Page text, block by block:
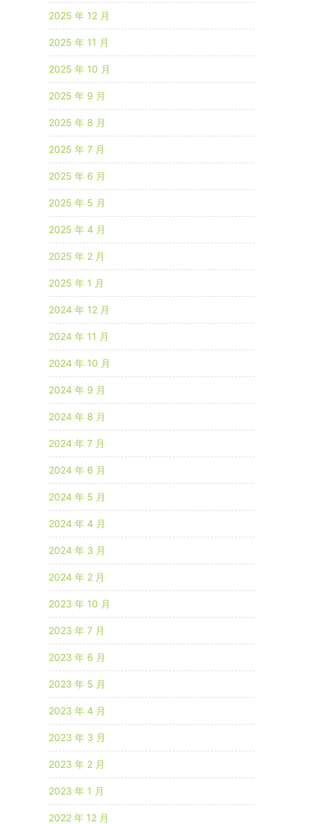
2025 年 12 月
2025 年 11 月
2025 年 10 月
2025 年 9 月
2025 年 8 月
2025 年 7 月
2025 年 6 月
2025 年 5 月
2025 年 4 月
2025 年 2 月
2025 年 1 月
2024 年 12 月
2024 年 11 月
2024 年 10 月
2024 年 9 月
2024 年 8 月
2024 年 7 月
2024 年 6 月
2024 年 5 月
2024 年 4 月
2024 年 3 月
2024 年 2 月
2023 年 10 月
2023 年 7 月
2023 年 6 月
2023 年 5 月
2023 年 4 月
2023 年 3 月
2023 年 2 月
2023 年 1 月
2022 年 12 月